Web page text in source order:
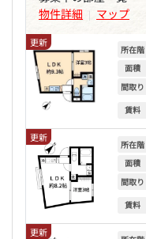
物件詳細 | マップ
更新
所在階
面積
間取り
賃料
更新
所在階
面積
間取り
賃料
更新